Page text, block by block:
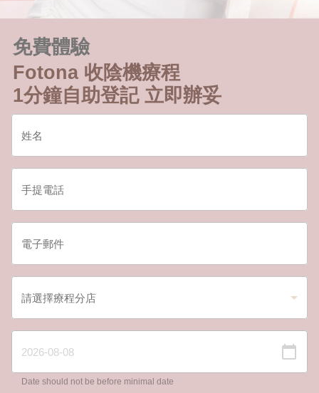
免費體驗
Fotona 收陰機療程
1分鐘自助登記 立即辦妥
Date should not be before minimal date